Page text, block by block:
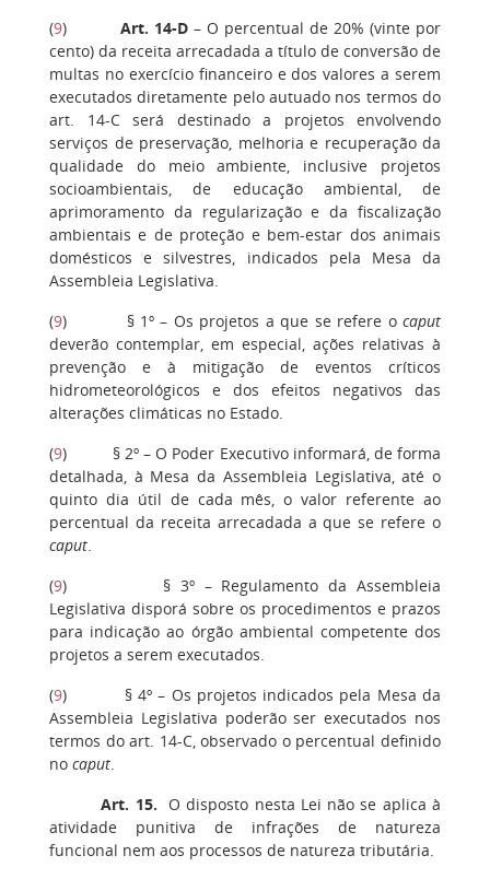
(9) Art. 14-D – O percentual de 20% (vinte por
cento) da receita arrecadada a título de conversão de
multas no exercício financeiro e dos valores a serem
executados diretamente pelo autuado nos termos do
art. 14-C será destinado a projetos envolvendo
serviços de preservação, melhoria e recuperação da
qualidade do meio ambiente, inclusive projetos
socioambientais, de educação ambiental, de
aprimoramento da regularização e da fiscalização
ambientais e de proteção e bem-estar dos animais
domésticos e silvestres, indicados pela Mesa da
Assembleia Legislativa.
(9) § 1º – Os projetos a que se refere o caput
deverão contemplar, em especial, ações relativas à
prevenção e à mitigação de eventos críticos
hidrometeorológicos e dos efeitos negativos das
alterações climáticas no Estado.
(9)
§ 2º – O Poder Executivo informará, de forma
detalhada, à Mesa da Assembleia Legislativa, até o
quinto dia útil de cada mês, o valor referente ao
percentual da receita arrecadada a que se refere o
caput.
(9)
§ 3º – Regulamento da Assembleia
Legislativa disporá sobre os procedimentos e prazos
para indicação ao órgão ambiental competente dos
projetos a serem executados.
(9)
§ 4º – Os projetos indicados pela Mesa da
Assembleia Legislativa poderão ser executados nos
termos do art. 14-C, observado o percentual definido
no caput.
Art. 15. O disposto nesta Lei não se aplica à
atividade punitiva de infrações de natureza
funcional nem aos processos de natureza tributária.